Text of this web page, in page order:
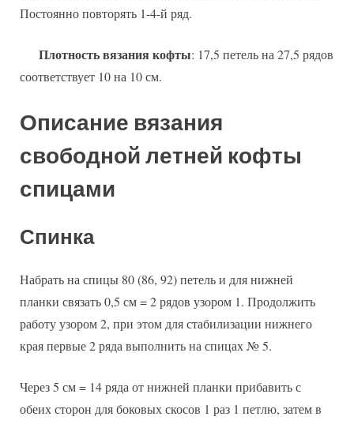
Постоянно повторять 1-4-й ряд.
Плотность вязания кофты: 17,5 петель на 27,5 рядов
соответствует 10 на 10 см.
Описание вязания
свободной летней кофты
спицами
Спинка
Набрать на спицы 80 (86, 92) петель и для нижней
планки связать 0,5 см = 2 рядов узором 1. Продолжить
работу узором 2, при этом для стабилизации нижнего
края первые 2 ряда выполнить на спицах № 5.
Через 5 см = 14 ряда от нижней планки прибавить с
обеих сторон для боковых скосов 1 раз 1 петлю, затем в